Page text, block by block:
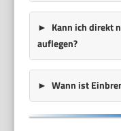
Kann ich direkt
auflegen?
Wann ist